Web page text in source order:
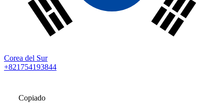
Corea del Sur
+821754193844
Copiado